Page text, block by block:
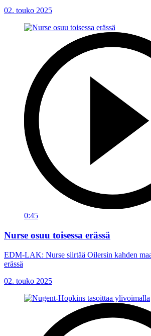
02. touko 2025
0:45
Nurse osuu toisessa erässä
EDM-LAK: Nurse siirtää Oilersin kahden
erässä
02. touko 2025